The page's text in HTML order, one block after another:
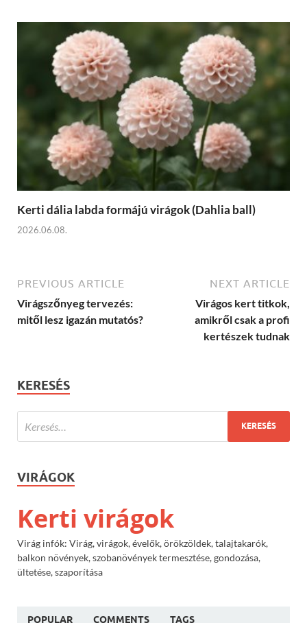
Kerti dália labda formájú virágok (Dahlia ball)
2026.06.08.
PREVIOUS ARTICLE
Virágszőnyeg tervezés:
mitől lesz igazán mutatós?
NEXT ARTICLE
Virágos kert titkok,
amikről csak a profi
kertészek tudnak
KERESÉS
VIRÁGOK
Kerti virágok
Virág infók: Virág, virágok, évelők, örökzöldek, talajtakarók,
balkon növények, szobanövények termesztése, gondozása,
ültetése, szaporítása
POPULAR COMMENTS TAGS